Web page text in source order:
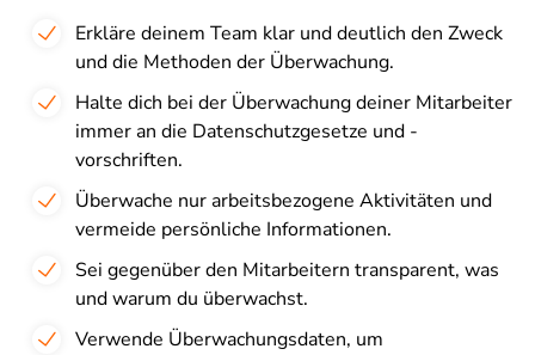
Erkläre deinem Team klar und deutlich den Zweck
und die Methoden der Überwachung.
Halte dich bei der Überwachung deiner Mitarbeiter
immer an die Datenschutzgesetze und -
vorschriften.
Überwache nur arbeitsbezogene Aktivitäten und
vermeide persönliche Informationen.
Sei gegenüber den Mitarbeitern transparent, was
und warum du überwachst.
Verwende Überwachungsdaten, um